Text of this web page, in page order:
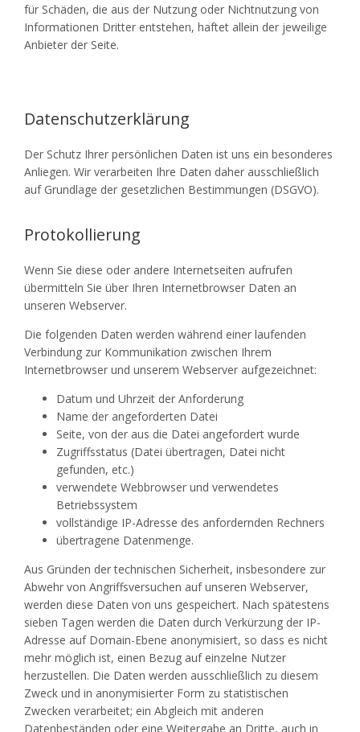
für Schäden, die aus der Nutzung oder Nichtnutzung von
Informationen Dritter entstehen, haftet allein der jeweilige
Anbieter der Seite.
Datenschutzerklärung
Der Schutz Ihrer persönlichen Daten ist uns ein besonderes
Anliegen. Wir verarbeiten Ihre Daten daher ausschließlich
auf Grundlage der gesetzlichen Bestimmungen (DSGVO).
Protokollierung
Wenn Sie diese oder andere Internetseiten aufrufen
übermitteln Sie über Ihren Internetbrowser Daten an
unseren Webserver.
Die folgenden Daten werden während einer laufenden
Verbindung zur Kommunikation zwischen Ihrem
Internetbrowser und unserem Webserver aufgezeichnet:
Datum und Uhrzeit der Anforderung
Name der angeforderten Datei
Seite, von der aus die Datei angefordert wurde
Zugriffsstatus (Datei übertragen, Datei nicht
gefunden, etc.)
verwendete Webbrowser und verwendetes
Betriebssystem
vollständige IP-Adresse des anfordernden Rechners
übertragene Datenmenge.
Aus Gründen der technischen Sicherheit, insbesondere zur
Abwehr von Angriffsversuchen auf unseren Webserver,
werden diese Daten von uns gespeichert. Nach spätestens
sieben Tagen werden die Daten durch Verkürzung der IP-
Adresse auf Domain-Ebene anonymisiert, so dass es nicht
mehr möglich ist, einen Bezug auf einzelne Nutzer
herzustellen. Die Daten werden ausschließlich zu diesem
Zweck und in anonymisierter Form zu statistischen
Zwecken verarbeitet; ein Abgleich mit anderen
Datenbeständen oder eine Weitergabe an Dritte, auch in